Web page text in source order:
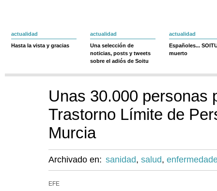
actualidad
Hasta la vista y gracias
actualidad
Una selección de
noticias, posts y tweets
sobre el adiós de Soitu
actualidad
Españoles...
muerto
Unas 30.000 personas
Trastorno Límite de
Murcia
Archivado en: sanidad, salud,
EFE